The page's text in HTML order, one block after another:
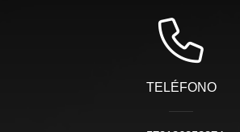
TELÉFONO